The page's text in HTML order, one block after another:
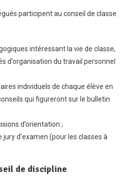
participent au conseil de classe
intéressant la vie de classe,
d’organisation du travail personnel
individuels de chaque élève en
qui figureront sur le bulletin
d’orientation ;
d’examen (pour les classes à
de discipline